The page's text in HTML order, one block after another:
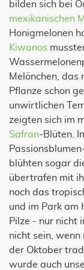
bilden sich bei
mexikanischen
Honigmelonen
Kiwanos
Melönchen, das
Pflanze schon
unwirtlichen
zeigten sich im
Safran-Blüten.
blühten sogar
übertrafen mit
noch das
und im Park am
Pilze - nur nicht
nicht sein, wenn
der Oktober
wurde auch